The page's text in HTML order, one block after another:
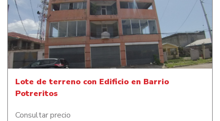
Lote de terreno con Edificio en Barrio Potreritos
Lote de terreno con Edificio en Barrio
Potreritos
Consultar precio